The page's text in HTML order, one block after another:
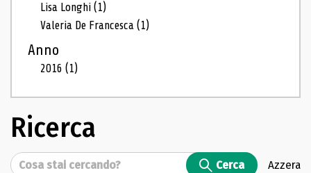
Lisa Longhi(1)
Valeria De Francesca(1)
Anno
2016(1)
Ricerca
Cerca Cerca Azzera